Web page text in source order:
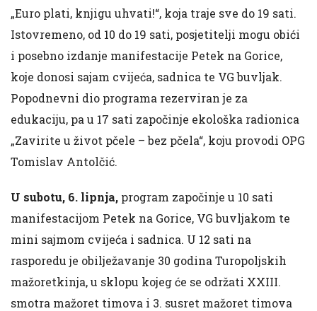
„Euro plati, knjigu uhvati!“, koja traje sve do 19 sati.
Istovremeno, od 10 do 19 sati, posjetitelji mogu obići
i posebno izdanje manifestacije Petek na Gorice,
koje donosi sajam cvijeća, sadnica te VG buvljak.
Popodnevni dio programa rezerviran je za
edukaciju, pa u 17 sati započinje ekološka radionica
„Zavirite u život pčele – bez pčela“, koju provodi OPG
Tomislav Antolčić.
U subotu, 6. lipnja, program započinje u 10 sati
manifestacijom Petek na Gorice, VG buvljakom te
mini sajmom cvijeća i sadnica. U 12 sati na
rasporedu je obilježavanje 30 godina Turopoljskih
mažoretkinja, u sklopu kojeg će se održati XXIII.
smotra mažoret timova i 3. susret mažoret timova